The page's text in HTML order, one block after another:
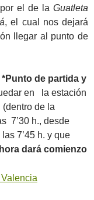
el de la Guatleta
, el cual nos dejará
llegar al punto de
*Punto de partida y
en la estación
de la
7’30 h., desde
7’45 h. y que
dará comienzo